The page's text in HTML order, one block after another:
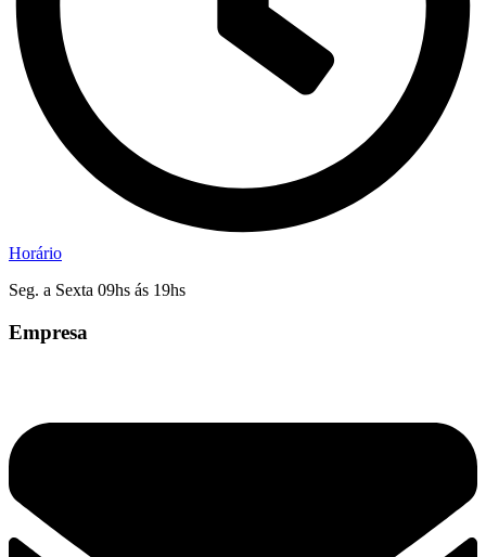
Horário
Seg. a Sexta 09hs ás 19hs
Empresa